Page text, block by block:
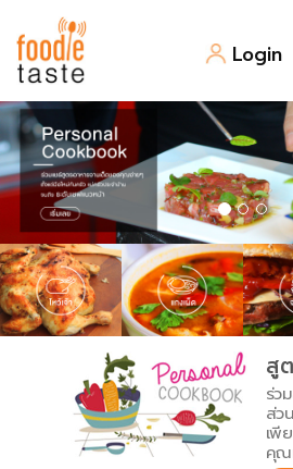
Login
สูตรอาหาร
สูตรอาหารล่าสุด
Top Foodie
พาไปชิม
สารพันก้นครัว
เคล็ดลับน่ารู้
เปรียบเทียบหน่วยการตวง
เปรียบเทียบอุณหภูมิ
เปรียบเทียบน้ำหนักวัตถุดิบ
FoodPedia
สร้าง Cookbook
สู
ร่ว
ส่ว
เพี
คุ